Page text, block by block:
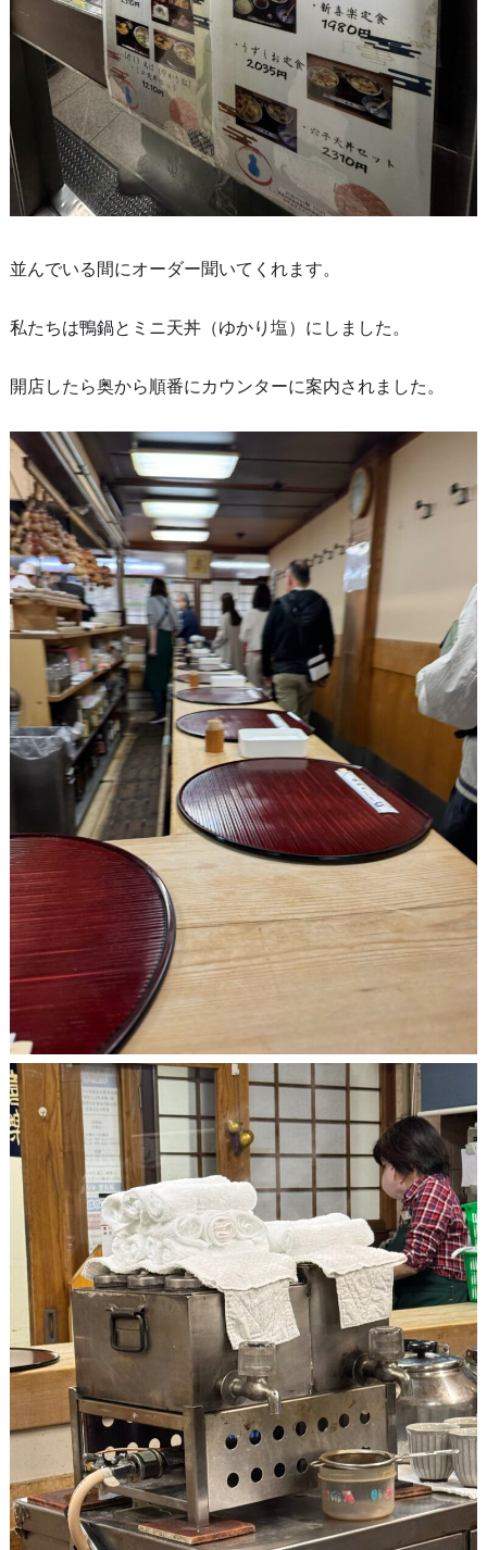
並んでいる間にオーダー聞いてくれます。
私たちは鴨鍋とミニ天丼（ゆかり塩）にしました。
開店したら奥から順番にカウンターに案内されました。